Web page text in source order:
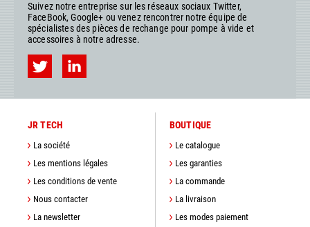
Suivez notre entreprise sur les réseaux sociaux Twitter,
FaceBook, Google+ ou venez rencontrer notre équipe de
spécialistes des pièces de rechange pour pompe à vide et
accessoires à notre adresse.
JR TECH
La société
Les mentions légales
Les conditions de vente
Nous contacter
La newsletter
BOUTIQUE
Le catalogue
Les garanties
La commande
La livraison
Les modes paiement